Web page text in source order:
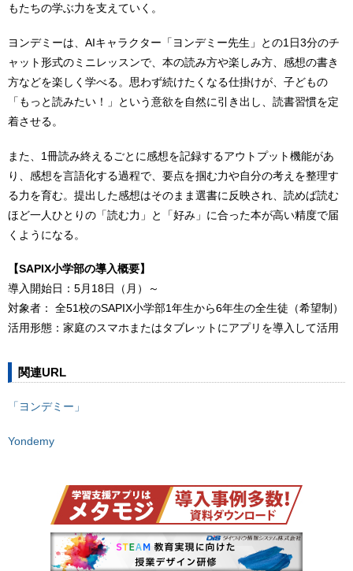
もたちの学ぶ力を支えていく。
ヨンデミーは、AIキャラクター「ヨンデミー先生」との1日3分のチ
ャット形式のミニレッスンで、本の読み方や楽しみ方、感想の書き
方などを楽しく学べる。思わず続けたくなる仕掛けが、子どもの
「もっと読みたい！」という意欲を自然に引き出し、読書習慣を定
着させる。
また、1冊読み終えるごとに感想を記録するアウトプット機能があ
り、感想を言語化する過程で、要点を掴む力や自分の考えを整理す
る力を育む。提出した感想はそのまま選書に反映され、読めば読む
ほど一人ひとりの「読む力」と「好み」に合った本が高い精度で届
くようになる。
【SAPIX小学部の導入概要】
導入開始日：5月18日（月）～
対象者： 全51校のSAPIX小学部1年生から6年生の全生徒（希望制）
活用形態：家庭のスマホまたはタブレットにアプリを導入して活用
関連URL
「ヨンデミー」
Yondemy